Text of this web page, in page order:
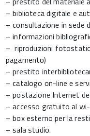
– biblioteca digitale e
– consultazione in sede
– informazioni
– riproduzioni
pagamento)
– prestito
– catalogo on-line e
– postazione Internet
– accesso gratuito al
– box esterno per la
– sala studio.